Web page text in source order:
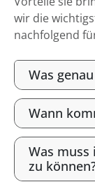
wir die
nachfolgend
Was
Wann
Was muss
zu